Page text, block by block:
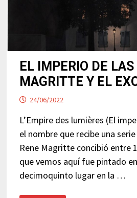
EL IMPERIO DE
MAGRITTE Y EL
24/06/2022
L’Empire des lumières (El
el nombre que recibe una
Rene Magritte concibió entre
que vemos aquí fue pintado
decimoquinto lugar en la …